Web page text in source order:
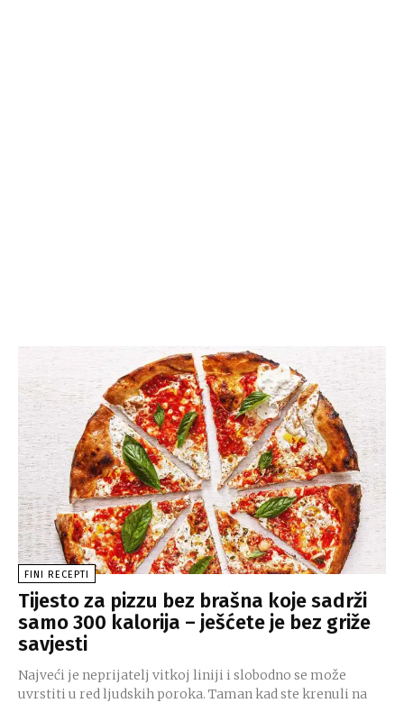
FINI RECEPTI
Tijesto za pizzu bez brašna koje sadrži
samo 300 kalorija – ješćete je bez griže
savjesti
Najveći je neprijatelj vitkoj liniji i slobodno se može
uvrstiti u red ljudskih poroka. Taman kad ste krenuli na